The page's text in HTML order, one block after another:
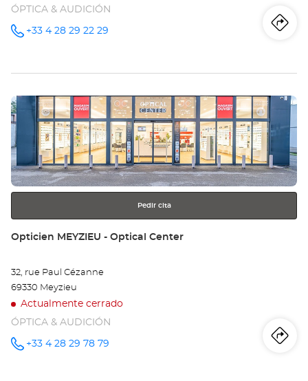
ÓPTICA & AUDICIÓN
número
+33 4 28 29 22 29
a
Pulse
ENTER
para
obtener
más
información
Pedir cita
Tienda:
Opticien MEYZIEU - Optical Center
32, rue Paul Cézanne
69330 Meyzieu
Actualmente cerrado
ÓPTICA & AUDICIÓN
número
+33 4 28 29 78 79
a